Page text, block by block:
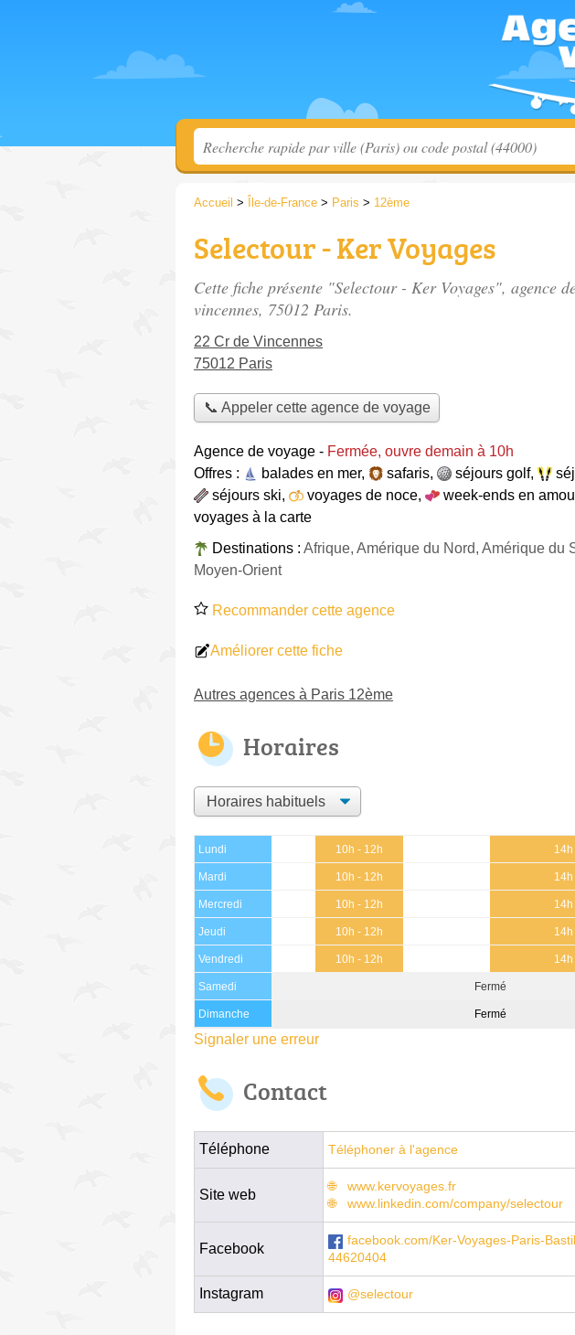
Accueil > Île-de-France > Paris > 12ème
Selectour - Ker Voyages
Cette fiche présente "Selectour - Ker Voyages", agence
vincennes, 75012 Paris.
22 Cr de Vincennes
75012 Paris
📞 Appeler cette agence de voyage
Agence de voyage - Fermée, ouvre demain à 10h
Offres :
balades en mer, safaris, séjours golf,
séjours ski, voyages de noce, week-ends en
voyages à la carte
Destinations : Afrique, Amérique du Nord, Amérique du
Moyen-Orient
Recommander cette agence
Améliorer cette fiche
Autres agences à Paris 12ème
Horaires
Lundi 10h - 12h 14h
Mardi 10h - 12h 14h
Mercredi 10h - 12h 14h
Jeudi 10h - 12h 14h
Vendredi 10h - 12h 14h
Samedi Fermé
Dimanche Fermé
Signaler une erreur
Contact
Téléphone Téléphoner à l'agence
Site web
www.kervoyages.fr
www.linkedin.com/company/selectour
Facebook
facebook.com/Ker-Voyages-Paris-
44620404
Instagram @selectour